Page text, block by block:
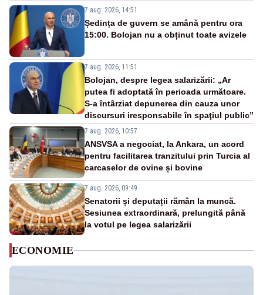
7 aug. 2026, 14:51
Ședința de guvern se amână pentru ora
15:00. Bolojan nu a obținut toate avizele
7 aug. 2026, 11:51
Bolojan, despre legea salarizării: „Ar
putea fi adoptată în perioada următoare.
S-a întârziat depunerea din cauza unor
discursuri iresponsabile în spaţiul public”
7 aug. 2026, 10:57
ANSVSA a negociat, la Ankara, un acord
pentru facilitarea tranzitului prin Turcia al
carcaselor de ovine și bovine
7 aug. 2026, 09:49
Senatorii și deputații rămân la muncă.
Sesiunea extraordinară, prelungită până
la votul pe legea salarizării
ECONOMIE